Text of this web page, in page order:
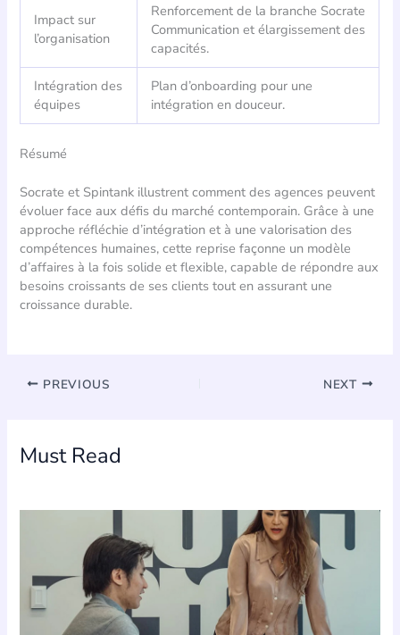
Impact sur
l’organisation
Renforcement de la branche Socrate
Communication et élargissement des
capacités.
Intégration des
équipes
Plan d’onboarding pour une
intégration en douceur.
Résumé
Socrate et Spintank illustrent comment des agences peuvent
évoluer face aux défis du marché contemporain. Grâce à une
approche réfléchie d’intégration et à une valorisation des
compétences humaines, cette reprise façonne un modèle
d’affaires à la fois solide et flexible, capable de répondre aux
besoins croissants de ses clients tout en assurant une
croissance durable.
PREVIOUS NEXT
Must Read